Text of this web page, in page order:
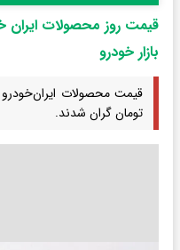
قیمت روز محصولات ایران
بازار خودرو
تومان گران شدند.